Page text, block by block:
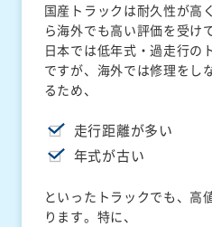
国産トラックは耐久性が高
ら海外でも高い評価を受け
日本では低年式・過走行の
ですが、海外では修理をし
るため、
走行距離が多い
年式が古い
といったトラックでも、高
ります。特に、